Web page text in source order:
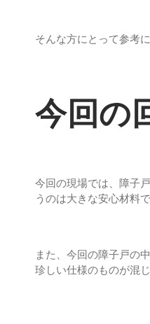
そんな方にとって参考
今回の
今回の現場では、障子
うのは大きな安心材料で
また、今回の障子戸の中
珍しい仕様のものが混